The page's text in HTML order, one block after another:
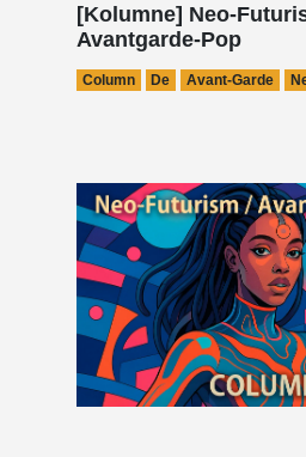
[Kolumne] Neo-
Avantgarde-Pop
Column De Avant-Garde